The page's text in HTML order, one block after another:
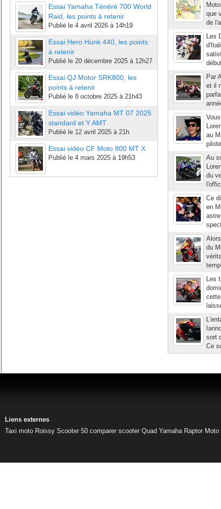
Essai Yamaha Ténéré 700 World
Raid, les points à retenir
Publié le 4 avril 2026 à 14h19
Essai Hero Hunk 440, les points
à retenir
Publié le 20 décembre 2025 à 12h27
Essai QJ Motor SRK800, les
points à retenir
Publié le 8 octobre 2025 à 21h43
Essai vidéo Yamaha MT 07 2025
standard et Y AMT
Publié le 12 avril 2025 à 21h
Essai vidéo CF Moto 800 MT X
Publié le 4 mars 2025 à 19h53
que
de
Les
Par
et il
au
Au
du
Ce
en
du
Les
sort
Ce
Liens externes
Taxi moto Roissy Scooter 50 comparer scooter Quad Yamaha Raptor